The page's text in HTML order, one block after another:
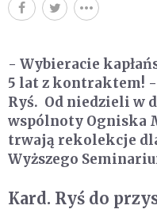
- Wybieracie
5 lat z kontraktem! -
Ryś. Od niedzieli w
wspólnoty Ogniska
trwają rekolekcje
Wyższego
Kard. Ryś do